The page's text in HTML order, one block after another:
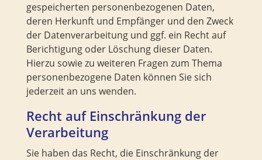
gespeicherten personenbezogenen Daten,
deren Herkunft und Empfänger und den Zweck
der Datenverarbeitung und ggf. ein Recht auf
Berichtigung oder Löschung dieser Daten.
Hierzu sowie zu weiteren Fragen zum Thema
personenbezogene Daten können Sie sich
jederzeit an uns wenden.
Recht auf Einschränkung der
Verarbeitung
Sie haben das Recht, die Einschränkung der